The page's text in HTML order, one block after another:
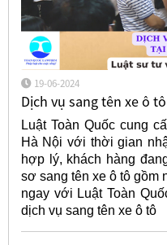
19-06-2024
Dịch vụ sang tên xe ô
Luật Toàn Quốc cung
Hà Nội với thời gian
hợp lý, khách hàng
sơ sang tên xe ô tô gồm
ngay với Luật Toàn
dịch vụ sang tên xe ô tô